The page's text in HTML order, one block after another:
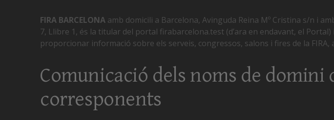
FIRA BARCELONA amb domicili a Barcelona, Avinguda Reina Mº Cristina s/n i
7, Llibre 1, és la titular del portal firabarcelona.test (d’ara en endavant, el
proporcionar informació sobre els serveis, congressos, salons i fires de la
Comunicació dels noms de domini
corresponents